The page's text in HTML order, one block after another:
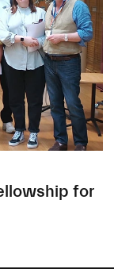
for